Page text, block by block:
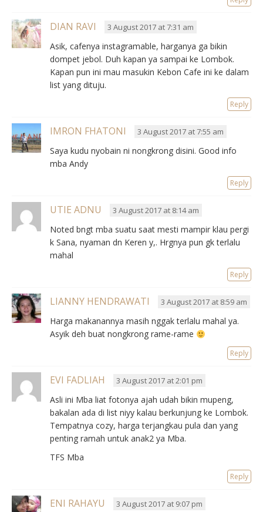
DIAN RAVI 3 August 2017 at 7:31 am
Asik, cafenya instagramable, harganya ga bikin
dompet jebol. Duh kapan ya sampai ke Lombok.
Kapan pun ini mau masukin Kebon Cafe ini ke dalam
list yang dituju.
Reply
IMRON FHATONI 3 August 2017 at 7:55 am
Saya kudu nyobain ni nongkrong disini. Good info
mba Andy
Reply
UTIE ADNU 3 August 2017 at 8:14 am
Noted bngt mba suatu saat mesti mampir klau pergi
k Sana, nyaman dn Keren y,. Hrgnya pun gk terlalu
mahal
Reply
LIANNY HENDRAWATI 3 August 2017 at 8:59 am
Harga makanannya masih nggak terlalu mahal ya.
Asyik deh buat nongkrong rame-rame
Reply
EVI FADLIAH 3 August 2017 at 2:01 pm
Asli ini Mba liat fotonya ajah udah bikin mupeng,
bakalan ada di list niyy kalau berkunjung ke Lombok.
Tempatnya cozy, harga terjangkau pula dan yang
penting ramah untuk anak2 ya Mba.
TFS Mba
Reply
ENI RAHAYU 3 August 2017 at 9:07 pm